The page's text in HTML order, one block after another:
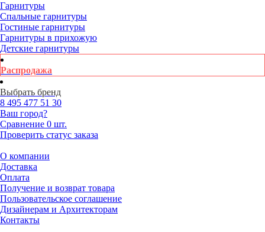
Гарнитуры
Спальные гарнитуры
Гостиные гарнитуры
Гарнитуры в прихожую
Детские гарнитуры
Распродажа
Выбрать бренд
8 495 477 51 30
Ваш город?
Сравнение 0 шт.
Проверить статус заказа
О компании
Доставка
Оплата
Получение и возврат товара
Пользовательское соглашение
Дизайнерам и Архитекторам
Контакты